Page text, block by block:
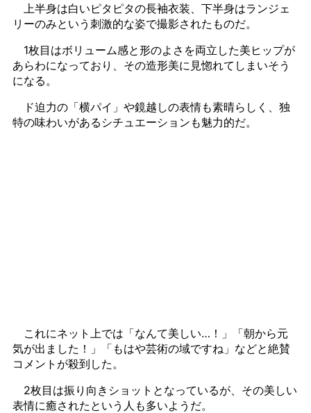
上半身は白いピタピタの長袖衣装、下半身はランジェ
リーのみという刺激的な姿で撮影されたものだ。
1枚目はボリューム感と形のよさを両立した美ヒップが
あらわになっており、その造形美に見惚れてしまいそう
になる。
ド迫力の「横パイ」や鏡越しの表情も素晴らしく、独
特の味わいがあるシチュエーションも魅力的だ。
これにネット上では「なんて美しい…！」「朝から元
気が出ました！」「もはや芸術の域ですね」などと絶賛
コメントが殺到した。
2枚目は振り向きショットとなっているが、その美しい
表情に癒されたという人も多いようだ。